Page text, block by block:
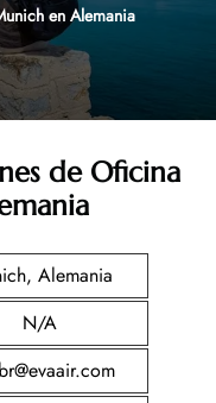
en Alemania
de Oficina
Alemania
N/A